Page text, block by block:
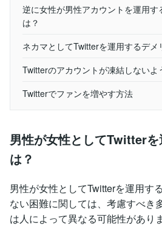
逆に女性が男性アカウントを運用す
は？
ネカマとしてTwitterを運用するデメ
Twitterのアカウントが凍結しないよ
Twitterでファンを増やす方法
男性が女性としてTwitterを
は？
男性が女性としてTwitterを運用す
ない困難に関しては、考慮すべき
は人によって異なる可能性がありま